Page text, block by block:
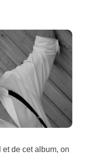
de cet album, on